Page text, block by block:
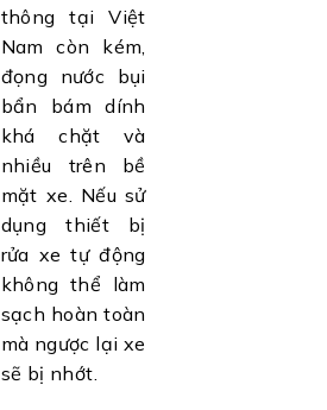
thông tại Việt
Nam còn kém,
đọng nước bụi
bẩn bám dính
khá chặt và
nhiều trên bề
mặt xe. Nếu sử
dụng thiết bị
rửa xe tự động
không thể làm
sạch hoàn toàn
mà ngược lại xe
sẽ bị nhớt.